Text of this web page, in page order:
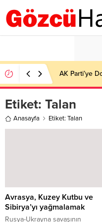
AK Parti’ye
Etiket: Talan
Anasayfa Etiket: Talan
Avrasya, Kuzey Kutbu ve
Sibirya’yı yağmalamak
Rusya-Ukrayna savaşının